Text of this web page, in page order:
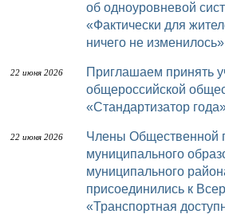
об одноуровневой
«Фактически для
ничего не изменилось»
22 июня 2026
Приглашаем принять участие в
общероссийской
«Стандартизатор
22 июня 2026
Члены Общественной платы
муниципального
муниципального
присоединились к
«Транспортная